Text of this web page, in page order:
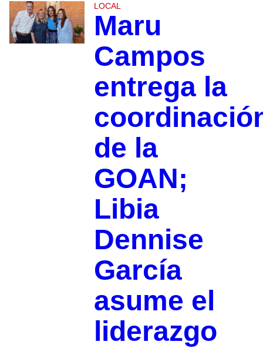
LOCAL
Maru
Campos
entrega la
de la
GOAN;
Libia
Dennise
García
asume el
liderazgo